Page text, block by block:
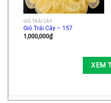
GIỎ TRÁI CÂY
Giỏ Trái Cây – 157
1,000,000₫
XEM